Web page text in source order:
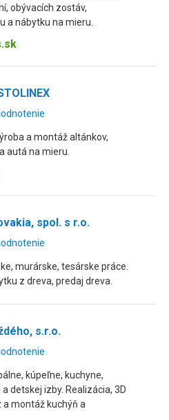
obývacích zostáv,
a nábytku na mieru.
a montáž altánkov,
autá na mieru.
spol. s r.o.
murárske, tesárske práce.
z dreva, predaj dreva.
s.r.o.
kúpeľne, kuchyne,
detskej izby. Realizácia, 3D
a montáž kuchýň a